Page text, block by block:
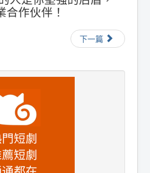
作伙伴！
下一篇